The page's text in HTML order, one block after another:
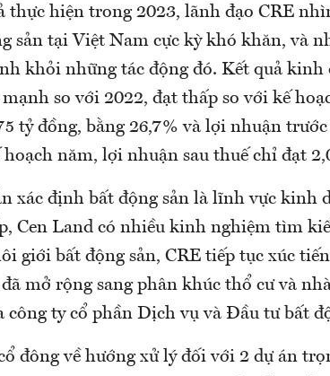
thực hiện trong 2023, lãnh đạo CRE
sản tại Việt Nam cực kỳ khó khăn, và
khỏi những tác động đó. Kết quả kinh
so với 2022, đạt thấp so với kế
tỷ đồng, bằng 26,7% và lợi nhuận
hoạch năm, lợi nhuận sau thuế chỉ đạt
xác định bất động sản là lĩnh vực kinh
Cen Land có nhiều kinh nghiệm tìm
giới bất động sản, CRE tiếp tục xúc
mở rộng sang phân khúc thổ cư và
công ty cổ phần Dịch vụ và Đầu tư bất
đông về hướng xử lý đối với 2 dự án